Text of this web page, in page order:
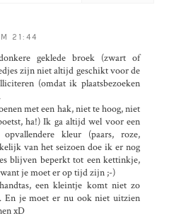
21:44
geklede broek (zwart of
zijn niet altijd geschikt voor de
(omdat ik plaatsbezoeken
met een hak, niet te hoog, niet
ha!) Ik ga altijd wel voor een
kleur (paars, roze,
van het seizoen doe ik er nog
blijven beperkt tot een kettinkje,
je moet er op tijd zijn ;-)
een kleintje komt niet zo
En je moet er nu ook niet uitzien
xD